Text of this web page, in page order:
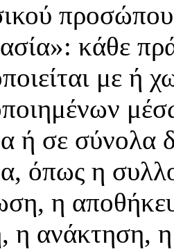
κάθε
με ή
ή σε σύνολα
όπως η
η
η ανάκτηση,